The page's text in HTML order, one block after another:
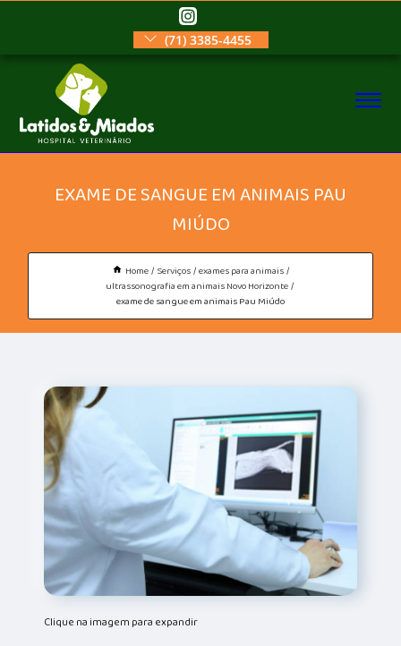
(71) 3385-4455
EXAME DE SANGUE EM ANIMAIS PAU
MIÚDO
Home Serviços exames para animais
ultrassonografia em animais Novo Horizonte
exame de sangue em animais Pau Miúdo
Clique na imagem para expandir